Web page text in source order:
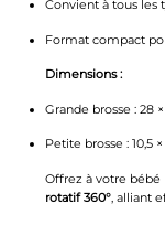
Convient à tous les
Format compact
Dimensions :
Grande brosse : 28
Petite brosse : 10,5
Offrez à votre
rotatif 360°, alliant